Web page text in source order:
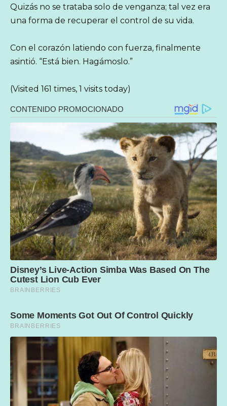
Quizás no se trataba solo de venganza; tal vez era
una forma de recuperar el control de su vida.
Con el corazón latiendo con fuerza, finalmente
asintió. “Está bien. Hagámoslo.”
(Visited 161 times, 1 visits today)